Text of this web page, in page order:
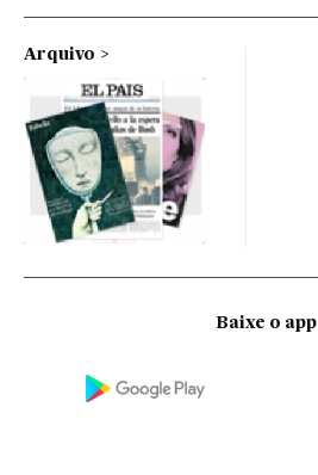
Arquivo
Baixe o app